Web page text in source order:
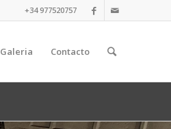
+34 977520757
Galeria Contacto